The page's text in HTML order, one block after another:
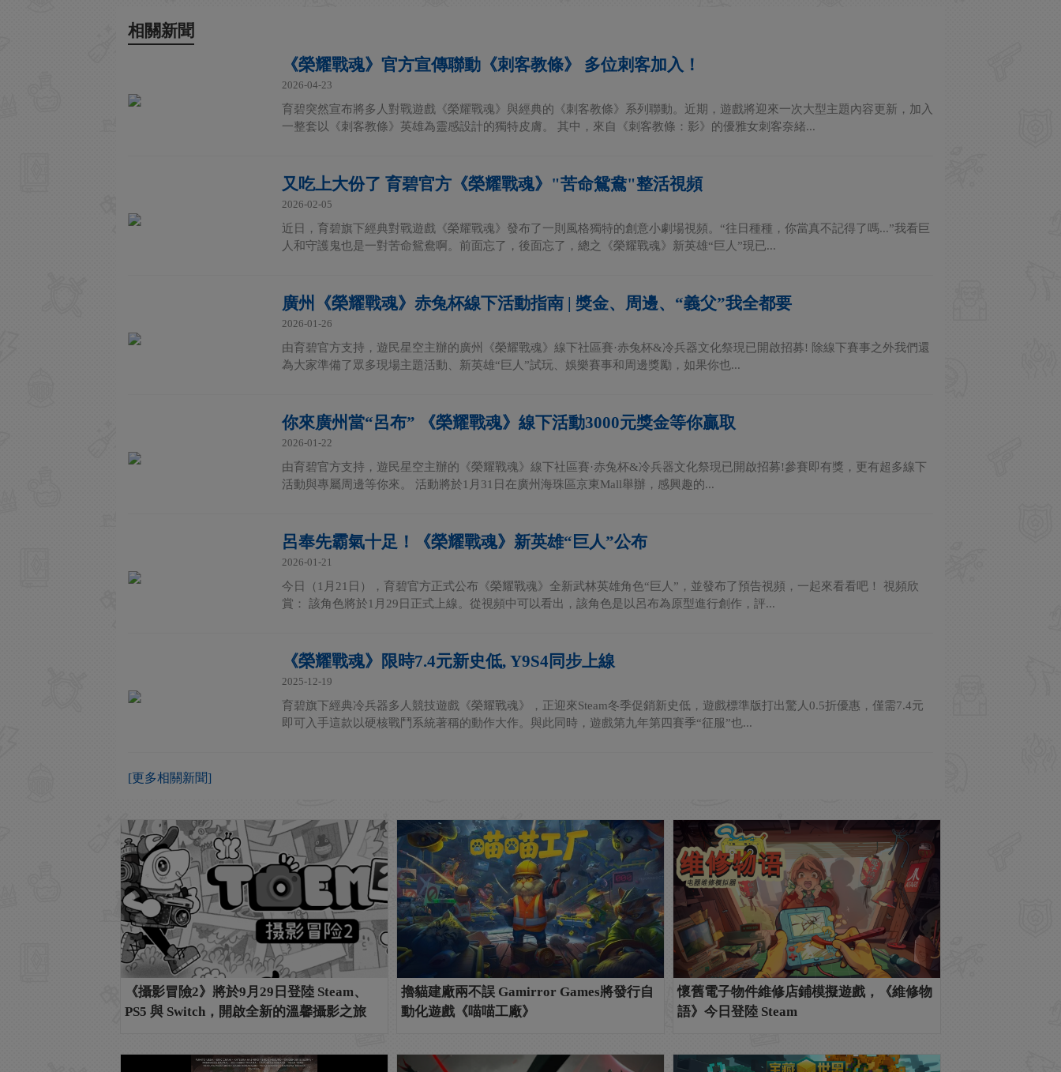
相關新聞
《榮耀戰魂》官方宣傳聯動《刺客教條》 多位刺客加入！
2026-04-23
育碧突然宣布將多人對戰遊戲《榮耀戰魂》與經典的《刺客教條》系列聯動。近期，遊戲將迎來一次大型主題內容更新，加入
一整套以《刺客教條》英雄為靈感設計的獨特皮膚。 其中，來自《刺客教條：影》的優雅女刺客奈緒...
又吃上大份了 育碧官方《榮耀戰魂》"苦命鴛鴦"整活視頻
2026-02-05
近日，育碧旗下經典對戰遊戲《榮耀戰魂》發布了一則風格獨特的創意小劇場視頻。“往日種種，你當真不記得了嗎...”我看巨
人和守護鬼也是一對苦命鴛鴦啊。前面忘了，後面忘了，總之《榮耀戰魂》新英雄“巨人”現已...
廣州《榮耀戰魂》赤兔杯線下活動指南 | 獎金、周邊、“義父”我全都要
2026-01-26
由育碧官方支持，遊民星空主辦的廣州《榮耀戰魂》線下社區賽·赤兔杯&冷兵器文化祭現已開啟招募! 除線下賽事之外我們還
為大家準備了眾多現場主題活動、新英雄“巨人”試玩、娛樂賽事和周邊獎勵，如果你也...
你來廣州當“呂布” 《榮耀戰魂》線下活動3000元獎金等你贏取
2026-01-22
由育碧官方支持，遊民星空主辦的《榮耀戰魂》線下社區賽·赤兔杯&冷兵器文化祭現已開啟招募!參賽即有獎，更有超多線下
活動與專屬周邊等你來。 活動將於1月31日在廣州海珠區京東Mall舉辦，感興趣的...
呂奉先霸氣十足！《榮耀戰魂》新英雄“巨人”公布
2026-01-21
今日（1月21日），育碧官方正式公布《榮耀戰魂》全新武林英雄角色“巨人”，並發布了預告視頻，一起來看看吧！ 視頻欣
賞： 該角色將於1月29日正式上線。從視頻中可以看出，該角色是以呂布為原型進行創作，評...
《榮耀戰魂》限時7.4元新史低, Y9S4同步上線
2025-12-19
育碧旗下經典冷兵器多人競技遊戲《榮耀戰魂》，正迎來Steam冬季促銷新史低，遊戲標準版打出驚人0.5折優惠，僅需7.4元
即可入手這款以硬核戰鬥系統著稱的動作大作。與此同時，遊戲第九年第四賽季“征服”也...
[更多相關新聞]
《攝影冒險2》將於9月29日登陸 Steam、
PS5 與 Switch，開啟全新的溫馨攝影之旅
擼貓建廠兩不誤 Gamirror Games將發行自
動化遊戲《喵喵工廠》
懷舊電子物件維修店鋪模擬遊戲，《維修物
語》今日登陸 Steam